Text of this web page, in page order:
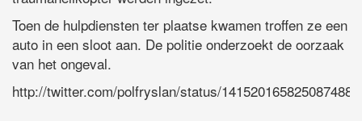
Toen de hulpdiensten ter plaatse kwamen troffen ze een
auto in een sloot aan. De politie onderzoekt de oorzaak
van het ongeval.
http://twitter.com/polfryslan/status/1415201658250874884